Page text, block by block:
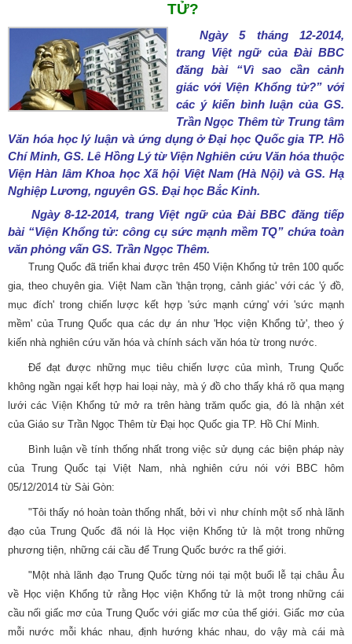
TỬ?
Ngày 5 tháng 12-2014,
trang Việt ngữ của Đài BBC
đăng bài “Vì sao cần cảnh
giác với Viện Khổng tử?” với
các ý kiến bình luận của GS.
Trần Ngọc Thêm từ Trung tâm
Văn hóa học lý luận và ứng dụng ở Đại học Quốc gia TP. Hồ
Chí Minh, GS. Lê Hồng Lý từ Viện Nghiên cứu Văn hóa thuộc
Viện Hàn lâm Khoa học Xã hội Việt Nam (Hà Nội) và GS. Hạ
Nghiệp Lương, nguyên GS. Đại học Bắc Kinh.
Ngày 8-12-2014, trang Việt ngữ của Đài BBC đăng tiếp
bài “Viện Khổng tử: công cụ sức mạnh mềm TQ” chứa toàn
văn phỏng vấn GS. Trần Ngọc Thêm.
Trung Quốc đã triển khai được trên 450 Viện Khổng tử trên 100 quốc
gia, theo chuyên gia. Việt Nam cần 'thận trọng, cảnh giác' với các 'ý đồ,
mục đích' trong chiến lược kết hợp 'sức mạnh cứng' với 'sức mạnh
mềm' của Trung Quốc qua các dự án như 'Học viện Khổng tử', theo ý
kiến nhà nghiên cứu văn hóa và chính sách văn hóa từ trong nước.
Để đạt được những mục tiêu chiến lược của mình, Trung Quốc
không ngần ngại kết hợp hai loại này, mà ý đồ cho thấy khá rõ qua mạng
lưới các Viện Khổng tử mở ra trên hàng trăm quốc gia, đó là nhận xét
của Giáo sư Trần Ngọc Thêm từ Đại học Quốc gia TP. Hồ Chí Minh.
Bình luận về tính thống nhất trong việc sử dụng các biện pháp này
của Trung Quốc tại Việt Nam, nhà nghiên cứu nói với BBC hôm
05/12/2014 từ Sài Gòn:
"Tôi thấy nó hoàn toàn thống nhất, bởi vì như chính một số nhà lãnh
đạo của Trung Quốc đã nói là Học viện Khổng tử là một trong những
phương tiện, những cái cầu để Trung Quốc bước ra thế giới.
"Một nhà lãnh đạo Trung Quốc từng nói tại một buổi lễ tại châu Âu
về Học viện Khổng tử rằng Học viện Khổng tử là một trong những cái
cầu nối giấc mơ của Trung Quốc với giấc mơ của thế giới. Giấc mơ của
mỗi nước mỗi khác nhau, định hướng khác nhau, do vậy mà cái mà